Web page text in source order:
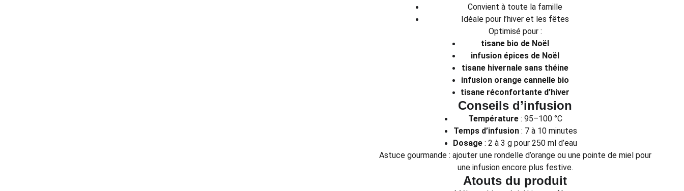
Convient à toute la famille
Idéale pour l’hiver et les fêtes
Optimisé pour :
tisane bio de Noël
infusion épices de Noël
tisane hivernale sans théine
infusion orange cannelle bio
tisane réconfortante d’hiver
Conseils d’infusion
Température: 95–100 °C
Temps d’infusion: 7 à 10 minutes
Dosage : 2 à 3 g pour 250 ml d’eau
Astuce gourmande : ajouter une rondelle d’orange ou une pointe de miel pour
une infusion encore plus festive.
Atouts du produit